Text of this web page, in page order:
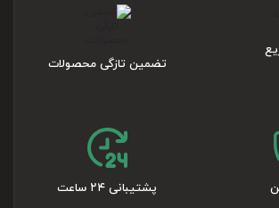
پسته از آجیل چی
تضمین تازگی محصولات
پشتیبانی ۲۴ ساعت